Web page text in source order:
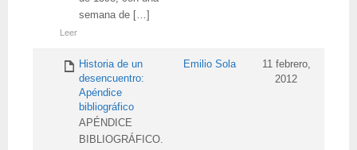
semana de […]
Leer
Historia de un
desencuentro:
Apéndice
bibliográfico
APÉNDICE
BIBLIOGRÁFICO.
Emilio Sola
11 febrero,
2012